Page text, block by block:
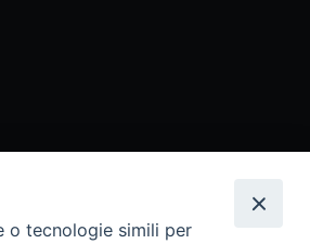
o tecnologie simili per